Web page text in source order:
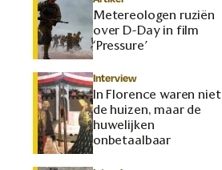
Metereologen ruziën
over D-Day in film
‘Pressure’
Interview
In Florence waren niet
de huizen, maar de
huwelijken
onbetaalbaar